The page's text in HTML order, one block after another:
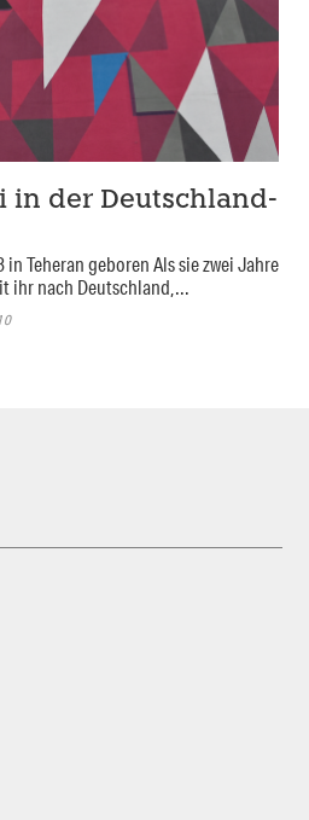
in der Deutschland-
Teheran geboren Als sie zwei Jahre
ihr nach Deutschland,...